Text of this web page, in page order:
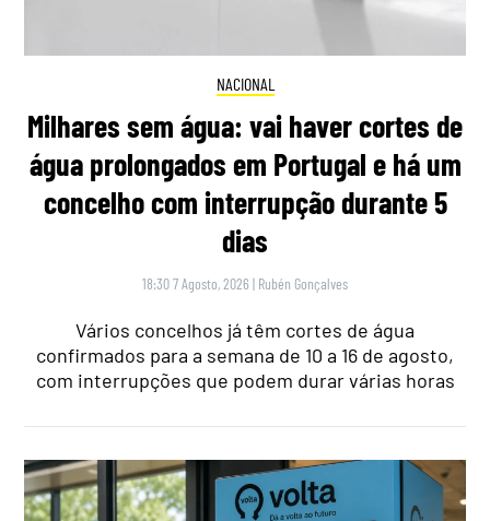
NACIONAL
Milhares sem água: vai haver cortes de
água prolongados em Portugal e há um
concelho com interrupção durante 5
dias
18:30 7 Agosto, 2026 | Rubén Gonçalves
Vários concelhos já têm cortes de água
confirmados para a semana de 10 a 16 de agosto,
com interrupções que podem durar várias horas